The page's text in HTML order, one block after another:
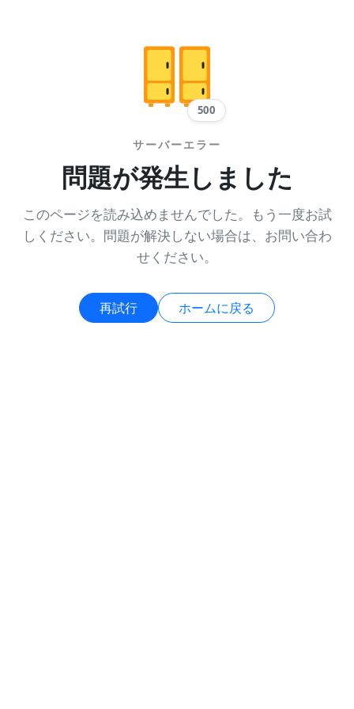
500
サーバーエラー
問題が発生しました
このページを読み込めませんでした。もう一度お試
しください。問題が解決しない場合は、お問い合わ
せください。
再試行 ホームに戻る